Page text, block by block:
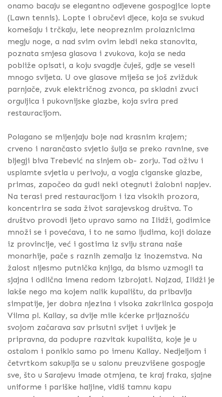
onamo bacaju se elegantno odjevene gospogjice lopte
(Lawn tennis). Lopte i obručevi djece, koja se svukud
komešaju i trčkaju, lete neopreznim prolaznicima
megju noge, a nad svim ovim lebdi neka stanovita,
poznata smjesa glasova i zvukova, koja se neda
pobliže opisati, a koju svagdje čuješ, gdje se veseli
mnogo svijeta. U ove glasove miješa se još zvižduk
parnjače, zvuk električnog zvonca, pa skladni zvuci
orguljica i pukovnijske glazbe, koja svira pred
restauracijom.
Polagano se mijenjaju boje nad krasnim krajem;
crveno i narančasto svjetlo šulja se preko ravnine, sve
bljegji biva Trebević na sinjem ob- zorju. Tad oživu i
usplamte svjetla u perivoju, a vogja ciganske glazbe,
primas, započeo da gudi neki otegnuti žalobni napjev.
Na terasi pred restauracijom i iza visokih prozora,
koncentrira se sada život sarajevskog društva. To
društvo provodi ljeto upravo samo na Ilidži, godimice
množi se i povećava, i to ne samo ljudima, koji dolaze
iz provincije, već i gostima iz sviju strana naše
monarhije, pače s raznih zemalja iz inozemstva. Na
žalost nijesmo putnička knjiga, da bismo uzmogli ta
sjajna i odlična imena redom izbrojati. Najzad, Ilidži je
lakše nego ma kojem nalik kupalištu, da pribavlja
simpatije, jer dobra njezina i visoka zakrilnica gospoja
Vilma pl. Kallay, sa dvije mile kćerke prijaznošću
svojom začarava sav prisutni svijet i uvijek je
pripravna, da podupre razvitak kupališta, koje je u
ostalom i poniklo samo po imenu Kallay. Nedjeljom i
četvrtkom sakuplja se u salonu preuzvišene gospogje
sve, što u Sarajevu imade otmjena, te kraj fraka, sjajne
uniforme i pariške haljine, vidiš tamnu kapu